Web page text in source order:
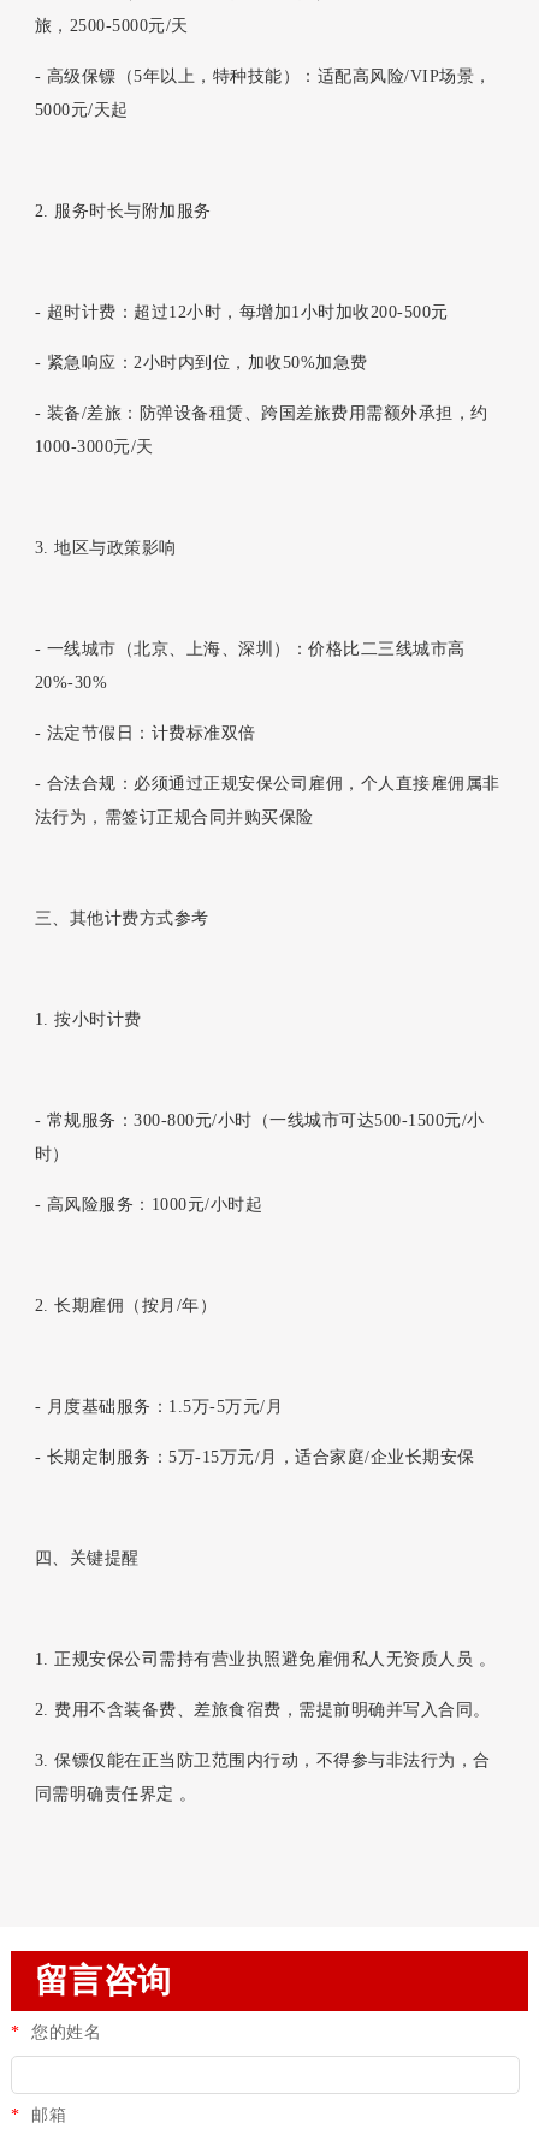
旅，2500-5000元/天
- 高级保镖（5年以上，特种技能）：适配高风险/VIP场景，
5000元/天起
2. 服务时长与附加服务
- 超时计费：超过12小时，每增加1小时加收200-500元
- 紧急响应：2小时内到位，加收50%加急费
- 装备/差旅：防弹设备租赁、跨国差旅费用需额外承担，约
1000-3000元/天
3. 地区与政策影响
- 一线城市（北京、上海、深圳）：价格比二三线城市高
20%-30%
- 法定节假日：计费标准双倍
- 合法合规：必须通过正规安保公司雇佣，个人直接雇佣属非
法行为，需签订正规合同并购买保险
三、其他计费方式参考
1. 按小时计费
- 常规服务：300-800元/小时（一线城市可达500-1500元/小
时）
- 高风险服务：1000元/小时起
2. 长期雇佣（按月/年）
- 月度基础服务：1.5万-5万元/月
- 长期定制服务：5万-15万元/月，适合家庭/企业长期安保
四、关键提醒
1. 正规安保公司需持有营业执照避免雇佣私人无资质人员 。
2. 费用不含装备费、差旅食宿费，需提前明确并写入合同。
3. 保镖仅能在正当防卫范围内行动，不得参与非法行为，合
同需明确责任界定 。
留言咨询
* 您的姓名
* 邮箱